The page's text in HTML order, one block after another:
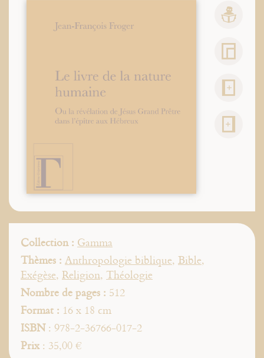
Collection : Gamma
Thèmes : Anthropologie biblique, Bible,
Exégèse, Religion, Théologie
Nombre de pages : 512
Format : 16 x 18 cm
ISBN: 978-2-36766-017-2
Prix: 35,00 €